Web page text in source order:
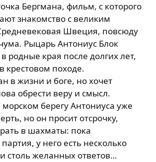
Бергмана, фильм, с которого
знакомство с великим
Швеция, повсюду
Рыцарь Антониус Блок
родные края после долгих лет,
крестовом походе.
в жизни и боге, но хочет
обрести веру и смысл.
берегу Антониуса уже
но он просит отсрочку,
в шахматы: пока
у него есть несколько
столь желанных ответов…